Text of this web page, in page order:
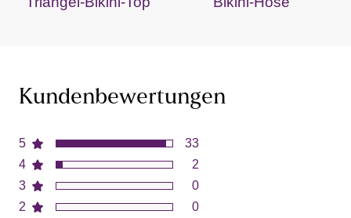
Kundenbewertungen
5
4
3
2
33
2
0
0